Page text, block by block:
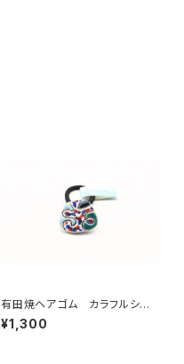
有田焼ヘアゴム カラフルシル
バー
¥1,300